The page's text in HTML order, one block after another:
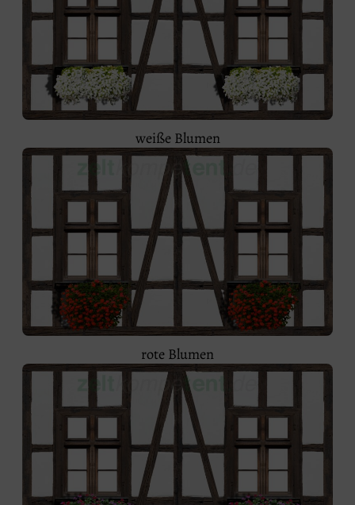
weiße Blumen
rote Blumen